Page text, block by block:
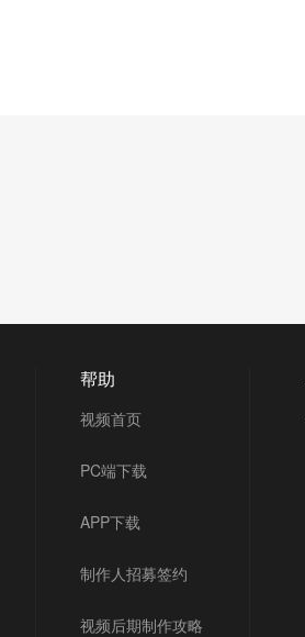
帮助
视频首页
PC端下载
APP下载
制作人招募签约
视频后期制作攻略